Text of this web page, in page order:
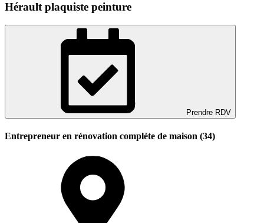
Hérault plaquiste peinture
Prendre RDV
Entrepreneur en rénovation complète de maison (34)